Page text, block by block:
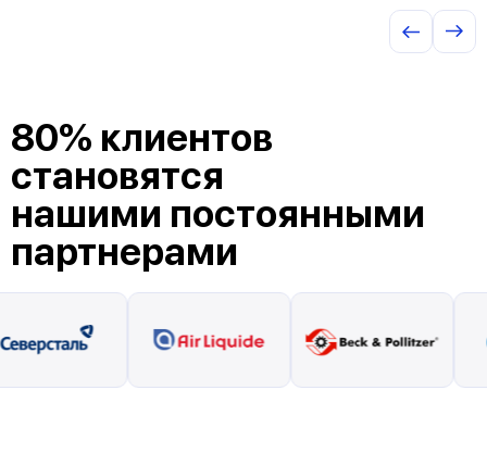
80% клиентов
становятся
нашими постоянными
партнерами